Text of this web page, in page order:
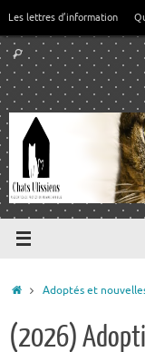
contenu
Les lettres d’information
Recherche
pour
:
Rechercher
Accueil
Adoptés et
(2026)